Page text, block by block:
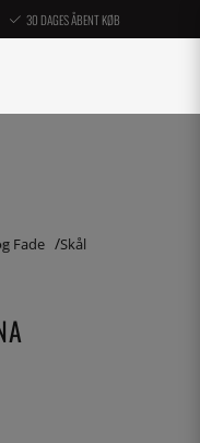
30 DAGES ÅBENT KØB
Fade Skål